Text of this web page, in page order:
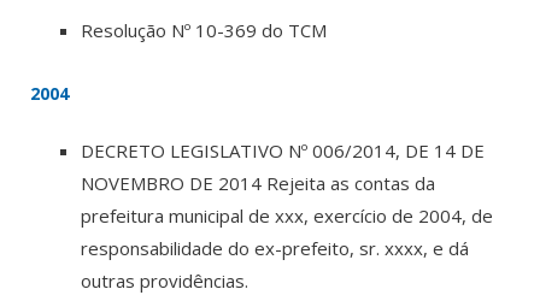
Resolução Nº 10-369 do TCM
2004
DECRETO LEGISLATIVO Nº 006/2014, DE 14 DE
NOVEMBRO DE 2014 Rejeita as contas da
prefeitura municipal de xxx, exercício de 2004, de
responsabilidade do ex-prefeito, sr. xxxx, e dá
outras providências.